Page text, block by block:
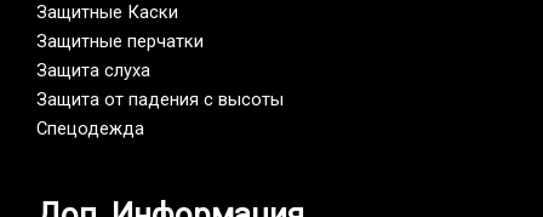
Защитные Каски
Защитные перчатки
Защита слуха
Защита от падения с высоты
Спецодежда